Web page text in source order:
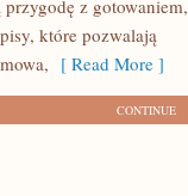
z gotowaniem,
które pozwalają
[ Read More ]
CONTINUE